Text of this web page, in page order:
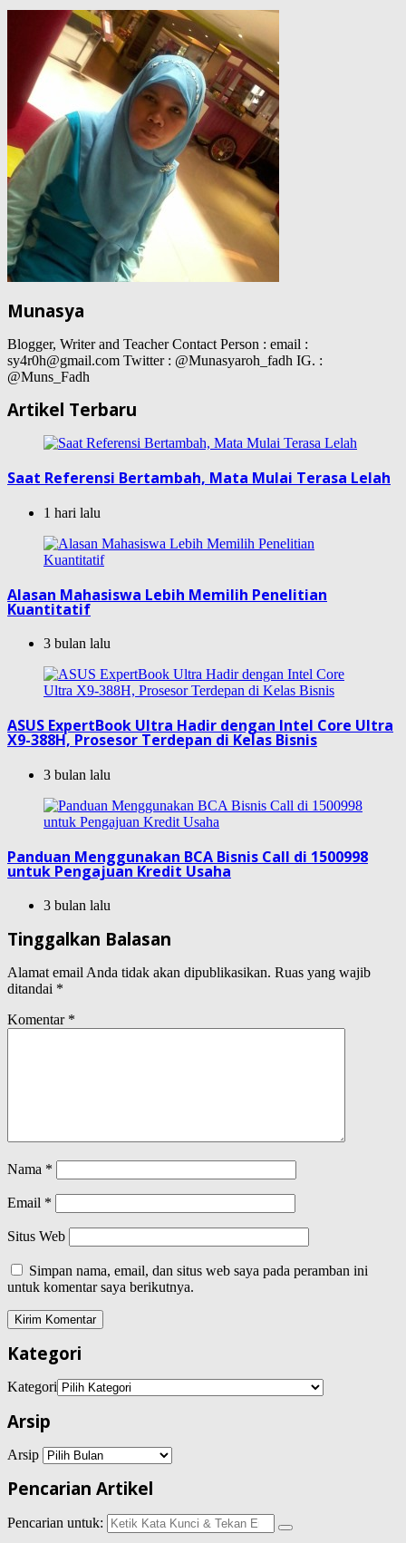
Munasya
Blogger, Writer and Teacher Contact Person : email :
sy4r0h@gmail.com Twitter : @Munasyaroh_fadh IG. :
@Muns_Fadh
Artikel Terbaru
Saat Referensi Bertambah, Mata Mulai Terasa Lelah
1 hari lalu
Alasan Mahasiswa Lebih Memilih Penelitian
Kuantitatif
3 bulan lalu
ASUS ExpertBook Ultra Hadir dengan Intel Core Ultra
X9-388H, Prosesor Terdepan di Kelas Bisnis
3 bulan lalu
Panduan Menggunakan BCA Bisnis Call di 1500998
untuk Pengajuan Kredit Usaha
3 bulan lalu
Tinggalkan Balasan
Alamat email Anda tidak akan dipublikasikan. Ruas yang wajib
ditandai *
Komentar *
Nama *
Email *
Situs Web
Simpan nama, email, dan situs web saya pada peramban ini
untuk komentar saya berikutnya.
Kategori
Kategori
Arsip
Arsip
Pencarian Artikel
Pencarian untuk: